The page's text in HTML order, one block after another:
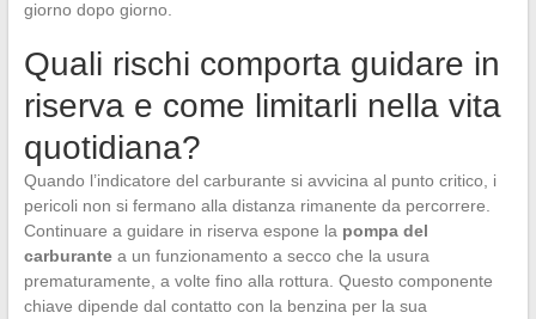
giorno dopo giorno.
Quali rischi comporta guidare in
riserva e come limitarli nella vita
quotidiana?
Quando l’indicatore del carburante si avvicina al punto critico, i
pericoli non si fermano alla distanza rimanente da percorrere.
Continuare a guidare in riserva espone la pompa del
carburantea un funzionamento a secco che la usura
prematuramente, a volte fino alla rottura. Questo componente
chiave dipende dal contatto con la benzina per la sua